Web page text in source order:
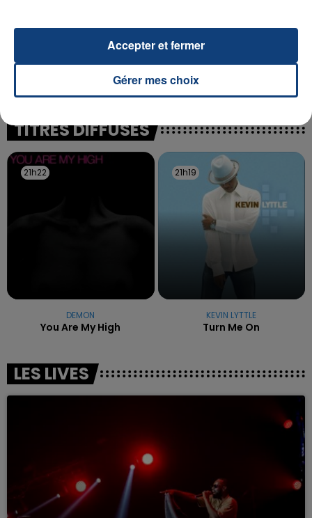
UNE ADOLESCENTE DEVANT SE FAIRE
OPÉRER DE LA CHEVILLE RESSORT DE LA...
La famille a porté plainte contre la clinique qui a
reconnu sa responsabilité et présenté ses
TITRES DIFFUSÉS
21h22
21h22
DEMON
You Are My High
21h19
21h19
KEVIN LYTTLE
Turn Me On
LES LIVES
Gérer mes choix
Accepter et fermer